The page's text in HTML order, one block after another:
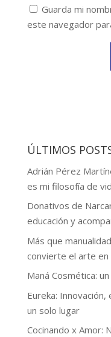
Guarda mi
este navegador
ÚLTIMOS
Adrián Pérez
es mi filosofía de
Donativos de
educación y
Más que
convierte el arte
Maná Cosmética:
Eureka:
un solo lugar
Cocinando x Amor: